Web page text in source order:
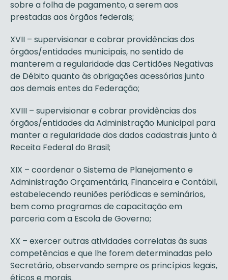
sobre a folha de pagamento, a serem aos
prestadas aos órgãos federais;
XVII – supervisionar e cobrar providências dos
órgãos/entidades municipais, no sentido de
manterem a regularidade das Certidões Negativas
de Débito quanto às obrigações acessórias junto
aos demais entes da Federação;
XVIII – supervisionar e cobrar providências dos
órgãos/entidades da Administração Municipal para
manter a regularidade dos dados cadastrais junto à
Receita Federal do Brasil;
XIX – coordenar o Sistema de Planejamento e
Administração Orçamentária, Financeira e Contábil,
estabelecendo reuniões periódicas e seminários,
bem como programas de capacitação em
parceria com a Escola de Governo;
XX – exercer outras atividades correlatas às suas
competências e que lhe forem determinadas pelo
Secretário, observando sempre os princípios legais,